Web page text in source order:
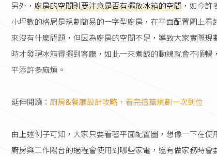
另外， 廚房的空間則要注意是否有擺放冰箱的空間 ，如今許
小坪數的格局是規劃簡易的一字型廚房，在平面配置圖上看
來沒有什麼問題，但因為廚房的空間不足，導致大家實際規
時才發現冰箱得擺到客廳，如此一來煮飯的動線就會不順暢
平添許多麻煩。
延伸閱讀： 廚房&餐廳設計攻略，看完這篇規劃一次到位
由上述例子可知，大家只要看著平面配置圖，想像一下在使
廚房與工作陽台的過程會使用到哪些家電，還有做家務時會